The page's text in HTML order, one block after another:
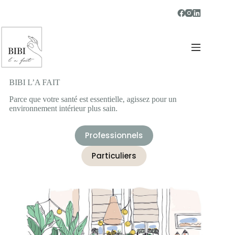
BIBI L’A FAIT
Parce que votre santé est essentielle, agissez pour un
environnement intérieur plus sain.
Professionnels
Particuliers